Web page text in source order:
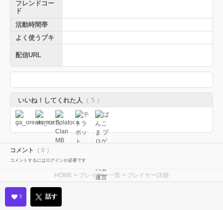
フレンドコー
ド
活動時間帯
よく使うブキ
配信URL
いいね！してくれた人 （ 5 ）
コメント （ 0 ）
コメントするにはログインが必要です
HOME > プレイヤー一覧 > プレイヤー詳細
5 話す